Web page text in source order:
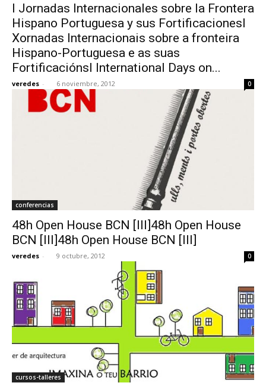
I Jornadas Internacionales sobre la Frontera
Hispano Portuguesa y sus FortificacionesI
Xornadas Internacionais sobre a fronteira
Hispano-Portuguesa e as suas
FortificaciónsI International Days on...
veredes - 6 noviembre, 2012 0
conferencias
48h Open House BCN [III]48h Open House
BCN [III]48h Open House BCN [III]
veredes - 9 octubre, 2012 0
cursos-talleres